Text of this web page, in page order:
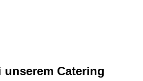
unserem Catering